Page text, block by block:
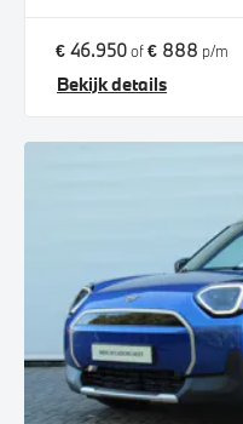
€ 46.950of€ 888 p/m
Bekijk details